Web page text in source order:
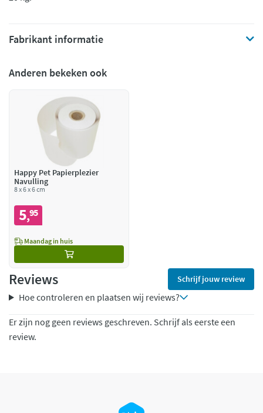
Fabrikant informatie
Anderen bekeken ook
Happy Pet Papierplezier
Navulling
8 x 6 x 6 cm
5,95
Maandag in huis
Reviews Schrijf jouw review
Hoe controleren en plaatsen wij reviews?
Er zijn nog geen reviews geschreven. Schrijf als eerste een
review.